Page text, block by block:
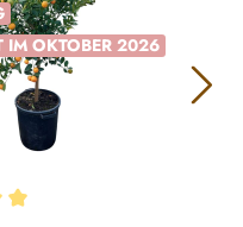
IM OKTOBER 2026